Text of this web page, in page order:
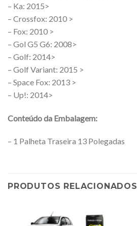
– Ka: 2015>
– Crossfox: 2010 >
– Fox: 2010 >
– Gol G5 G6: 2008>
– Golf: 2014>
– Golf Variant: 2015 >
– Space Fox: 2013 >
– Up!: 2014>
Conteúdo da Embalagem:
– 1 Palheta Traseira 13 Polegadas
PRODUTOS RELACIONADOS